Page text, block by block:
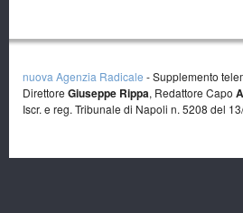
nuova Agenzia Radicale - Supplemento
Direttore Giuseppe Rippa, Redattore Capo
Iscr. e reg. Tribunale di Napoli n. 5208 del